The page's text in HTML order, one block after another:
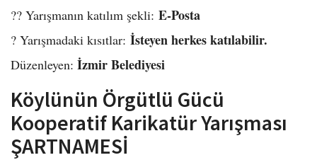
?? Yarışmanın katılım şekli: E-Posta
? Yarışmadaki kısıtlar: İsteyen herkes katılabilir.
Düzenleyen: İzmir Belediyesi
Köylünün Örgütlü Gücü
Kooperatif Karikatür Yarışması
ŞARTNAMESİ